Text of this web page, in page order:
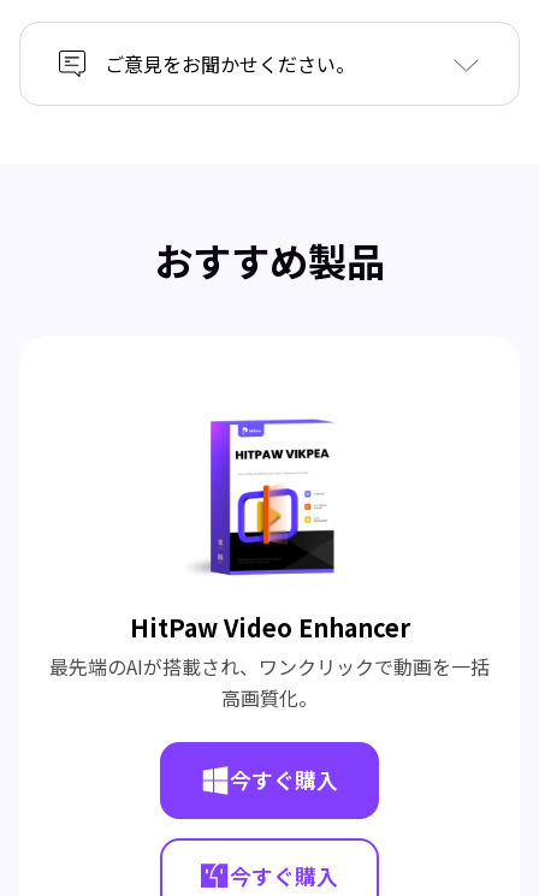
ご意見をお聞かせください。
おすすめ製品
HitPaw Video Enhancer
最先端のAIが搭載され、ワンクリックで動画を一括
高画質化。
今すぐ購入
今すぐ購入